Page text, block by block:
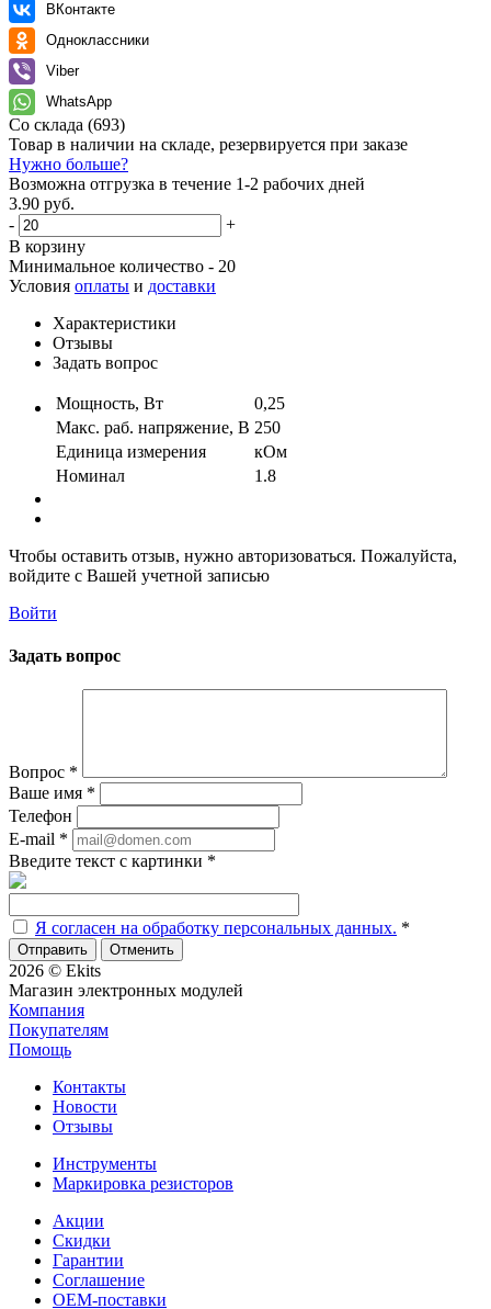
ВКонтакте
Одноклассники
Viber
WhatsApp
Со склада (693)
Товар в наличии на складе, резервируется при заказе
Нужно больше?
Возможна отгрузка в течение 1-2 рабочих дней
3.90 руб.
-
+
В корзину
Минимальное количество - 20
Условия оплаты и доставки
Характеристики
Отзывы
Задать вопрос
Мощность, Вт
0,25
Макс. раб. напряжение, В 250
Единица измерения
кОм
Номинал
1.8
Чтобы оставить отзыв, нужно авторизоваться. Пожалуйста,
войдите с Вашей учетной записью
Войти
Задать вопрос
Вопрос *
Ваше имя *
Телефон
E-mail *
Введите текст с картинки *
Я согласен на обработку персональных данных. *
Отменить
2026 © Ekits
Магазин электронных модулей
Компания
Покупателям
Помощь
Контакты
Новости
Отзывы
Инструменты
Маркировка резисторов
Акции
Скидки
Гарантии
Соглашение
OEM-поставки